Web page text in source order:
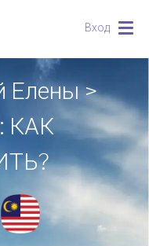
Вход
Елены >
КАК